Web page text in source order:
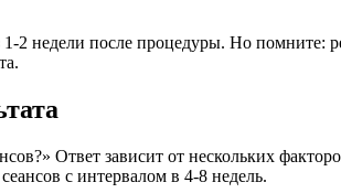
недели после процедуры. Но помните:
Ответ зависит от нескольких
с интервалом в 4-8 недель.